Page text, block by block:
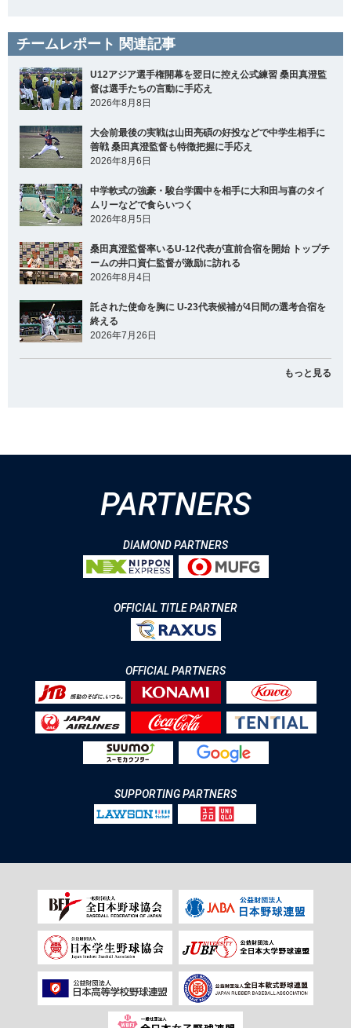
チームレポート 関連記事
U12アジア選手権開幕を翌日に控え公式練習 桑田真澄監
督は選手たちの言動に手応え
2026年8月8日
大会前最後の実戦は山田亮碩の好投などで中学生相手に
善戦 桑田真澄監督も特徴把握に手応え
2026年8月6日
中学軟式の強豪・駿台学園中を相手に大和田与喜のタイ
ムリーなどで食らいつく
2026年8月5日
桑田真澄監督率いるU-12代表が直前合宿を開始 トップチ
ームの井口資仁監督が激励に訪れる
2026年8月4日
託された使命を胸に U-23代表候補が4日間の選考合宿を
終える
2026年7月26日
もっと見る
PARTNERS
DIAMOND PARTNERS
OFFICIAL TITLE PARTNER
OFFICIAL PARTNERS
SUPPORTING PARTNERS